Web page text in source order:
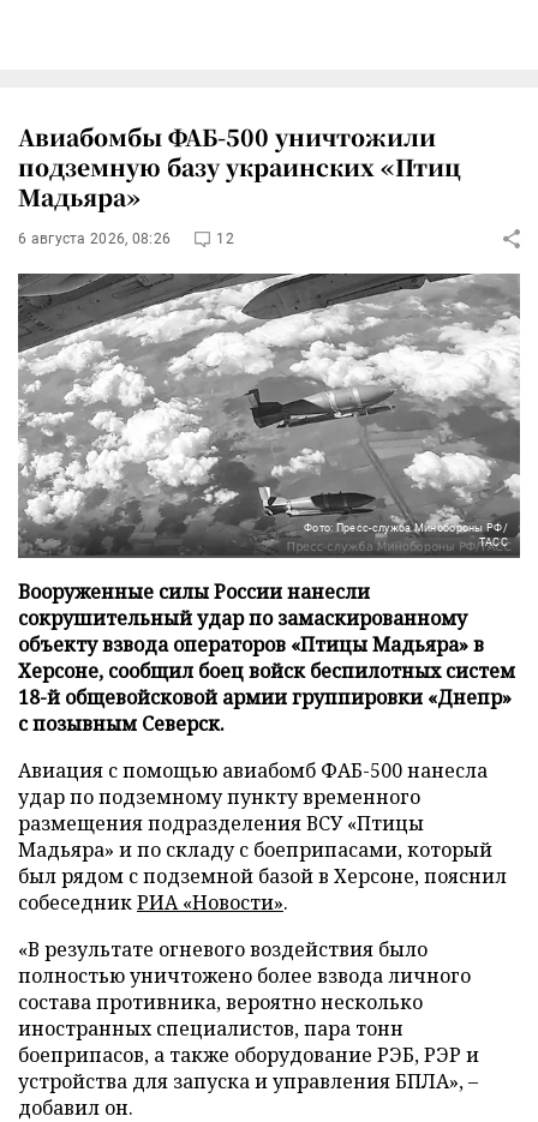
Авиабомбы ФАБ-500 уничтожили
подземную базу украинских «Птиц
Мадьяра»
6 августа 2026, 08:26 12
Фото: Пресс-служба Минобороны РФ/
ТАСС
Вооруженные силы России нанесли
сокрушительный удар по замаскированному
объекту взвода операторов «Птицы Мадьяра» в
Херсоне, сообщил боец войск беспилотных систем
18-й общевойсковой армии группировки «Днепр»
с позывным Северск.
Авиация с помощью авиабомб ФАБ-500 нанесла
удар по подземному пункту временного
размещения подразделения ВСУ «Птицы
Мадьяра» и по складу с боеприпасами, который
был рядом с подземной базой в Херсоне, пояснил
собеседникРИА «Новости».
«В результате огневого воздействия было
полностью уничтожено более взвода личного
состава противника, вероятно несколько
иностранных специалистов, пара тонн
боеприпасов, а также оборудование РЭБ, РЭР и
устройства для запуска и управления БПЛА», –
добавил он.